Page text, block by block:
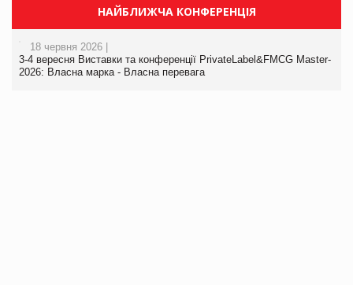
НАЙБЛИЖЧА КОНФЕРЕНЦІЯ
18 червня 2026 |
3-4 вересня Виставки та конференції PrivateLabel&FMCG Master-
2026: Власна марка - Власна перевага